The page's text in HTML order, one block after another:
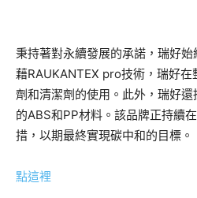
秉持著對永續發展的承諾，瑞好
藉RAUKANTEX pro技術，瑞好
劑和清潔劑的使用。此外，瑞好
的ABS和PP材料。該品牌正持續
措，以期最終實現碳中和的目標。
點這裡